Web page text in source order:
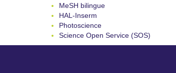
MeSH bilingue
HAL-Inserm
Photoscience
Science Open Service (SOS)